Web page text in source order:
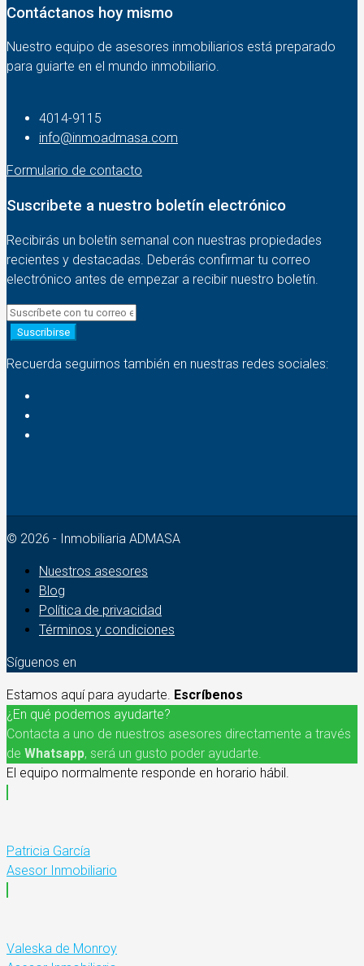
Contáctanos hoy mismo
Nuestro equipo de asesores inmobiliarios está preparado
para guiarte en el mundo inmobiliario.
4014-9115‬
info@inmoadmasa.com
Formulario de contacto
Suscribete a nuestro boletín electrónico
Recibirás un boletín semanal con nuestras propiedades
recientes y destacadas. Deberás confirmar tu correo
electrónico antes de empezar a recibir nuestro boletín.
Suscribirse
Recuerda seguirnos también en nuestras redes sociales:
© 2026 - Inmobiliaria ADMASA
Nuestros asesores
Blog
Política de privacidad
Términos y condiciones
Síguenos en
Estamos aquí para ayudarte. Escríbenos
¿En qué podemos ayudarte?
Contacta a uno de nuestros asesores directamente a través
de Whatsapp, será un gusto poder ayudarte.
El equipo normalmente responde en horario hábil.
Patricia García
Asesor Inmobiliario
Valeska de Monroy